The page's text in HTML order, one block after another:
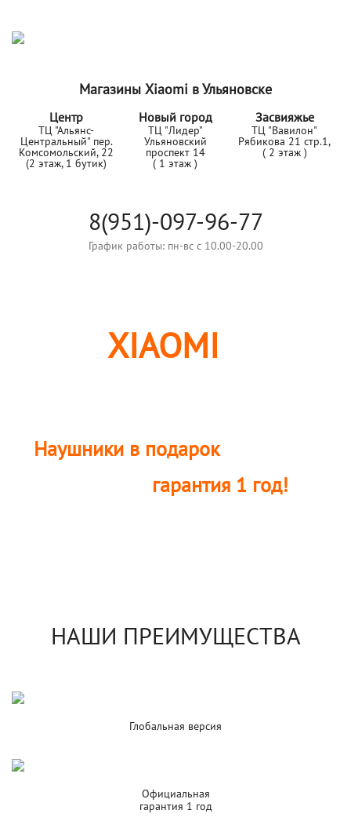
Магазины Xiaomi в Ульяновске
Центр
ТЦ "Альянс-
Центральный" пер.
Комсомольский, 22
(2 этаж, 1 бутик)
Новый город
ТЦ "Лидер"
Ульяновский
проспект 14
( 1 этаж )
Засвияжье
ТЦ "Вавилон"
Рябикова 21 стр.1,
( 2 этаж )
8(951)-097-96-77
График работы: пн-вс с 10.00-20.00
XIAOMI
Наушники в подарок
гарантия 1 год!
НАШИ ПРЕИМУЩЕСТВА
Глобальная версия
Официальная
гарантия 1 год